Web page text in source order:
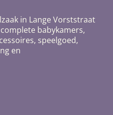
in Lange Vorststraat
babykamers,
speelgoed,
en